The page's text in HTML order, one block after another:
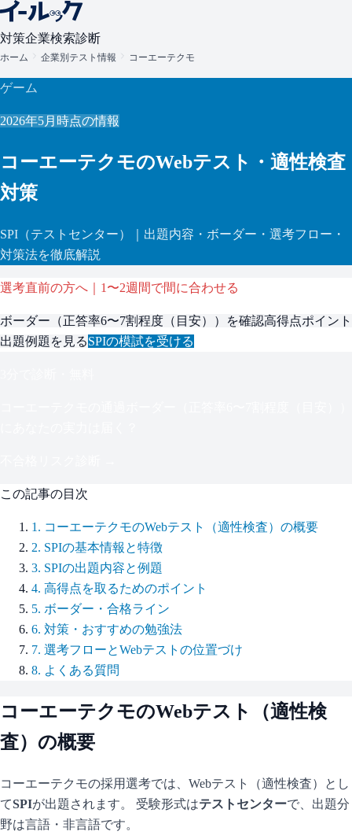
対策企業検索診断
ホーム 企業別テスト情報 コーエーテクモ
ゲーム
2026年5月 時点の情報
コーエーテクモのWebテスト・適性検査
対策
SPI （テストセンター）
｜出題内容・ボーダー・選考フロー・
対策法を徹底解説
選考直前の方へ｜1〜2週間で間に合わせる
ボーダー（正答率6〜7割程度（目安） ）を確認高得点ポイント
出題例題を見るSPIの模試を受ける
この記事の目次
1 . コーエーテクモのWebテスト（適性検査）の概要
2. SPIの基本情報と特徴
3. SPIの出題内容と例題
4. 高得点を取るためのポイント
5. ボーダー・合格ライン
6. 対策・おすすめの勉強法
7. 選考フローとWebテストの位置づけ
8. よくある質問
コーエーテクモのWebテスト（適性検
査）の概要
コーエーテクモの採用選考では、Webテスト（適性検査）とし
てSPIが出題されます。 受験形式はテストセンターで、 出題分
野は言語・非言語です。